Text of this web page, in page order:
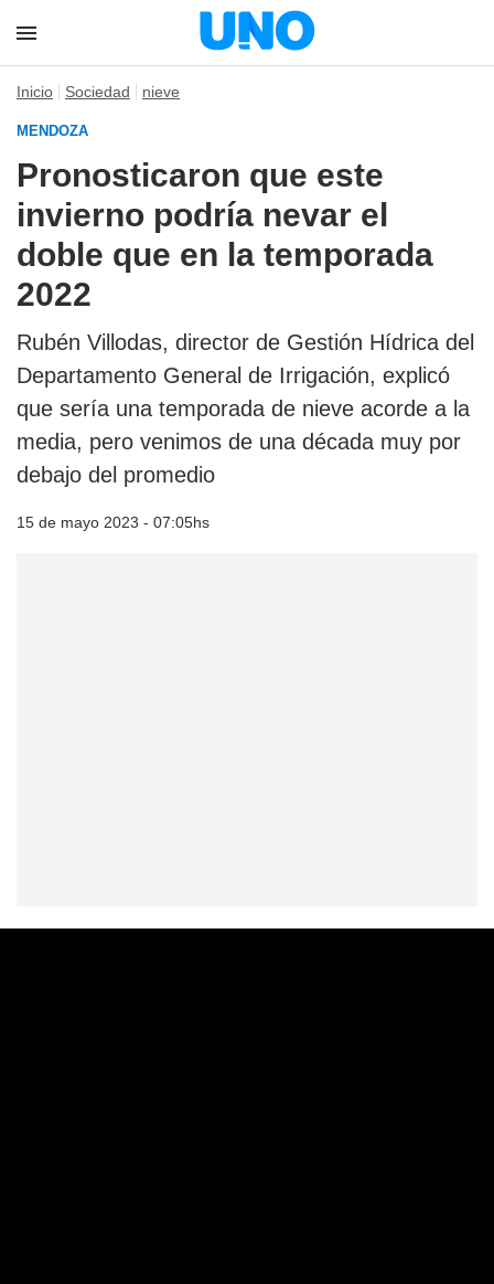
Inicio Sociedad nieve
MENDOZA
Pronosticaron que este
invierno podría nevar el
doble que en la temporada
2022
Rubén Villodas, director de Gestión Hídrica del
Departamento General de Irrigación, explicó
que sería una temporada de nieve acorde a la
media, pero venimos de una década muy por
debajo del promedio
15 de mayo 2023 - 07:05hs